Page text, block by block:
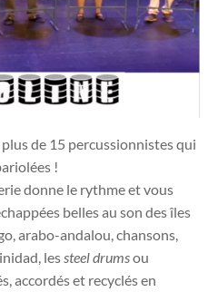
de 15 percussionnistes qui
!
donne le rythme et vous
belles au son des îles
arabo-andalou, chansons,
les steel drumsou
accordés et recyclés en